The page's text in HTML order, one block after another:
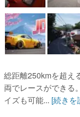
その他
電ファミニコゲーマ
運営：株式会社マレ
総距離250kmを超え
両でレースができる
イズも可能... [続きを